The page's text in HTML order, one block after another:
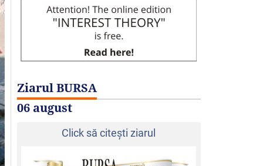
Ziarul BURSA
06 august
Click să citeşti ziarul